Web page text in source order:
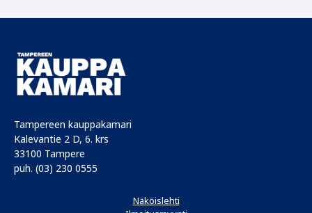
Tampereen kauppakamari
Kalevantie 2 D, 6. krs
33100 Tampere
puh. (03) 230 0555
Näköislehti